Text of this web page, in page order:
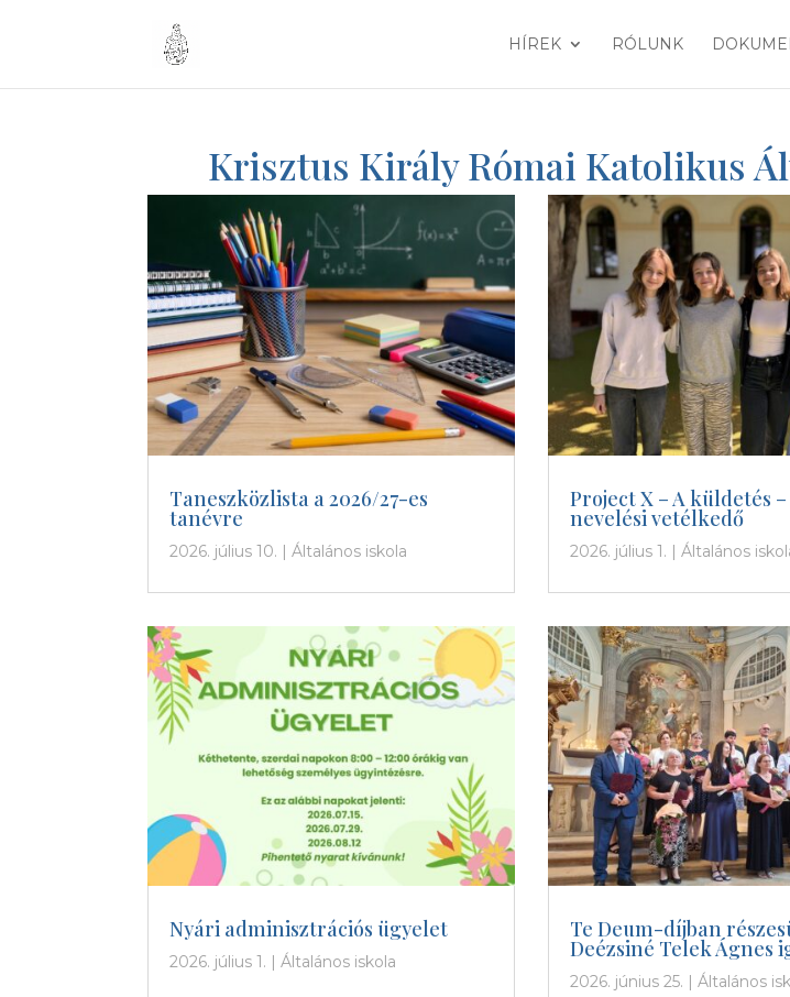
HÍREK RÓLUNK
Krisztus Király Római Katolikus
Taneszközlista a 2026/27-es
tanévre
2026. július 10. |Általános iskola
Project X – A küldetés
nevelési vetélkedő
2026. július 1. | Általános
Nyári adminisztrációs ügyelet
2026. július 1. |Általános iskola
Te Deum-díjban
Deézsiné Telek Ágnes
2026. június 25. Általános